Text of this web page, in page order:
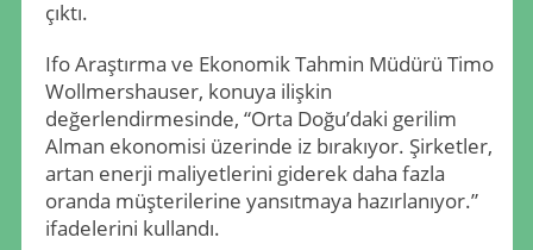
çıktı.
Ifo Araştırma ve Ekonomik Tahmin Müdürü Timo
Wollmershauser, konuya ilişkin
değerlendirmesinde, “Orta Doğu’daki gerilim
Alman ekonomisi üzerinde iz bırakıyor. Şirketler,
artan enerji maliyetlerini giderek daha fazla
oranda müşterilerine yansıtmaya hazırlanıyor.”
ifadelerini kullandı.